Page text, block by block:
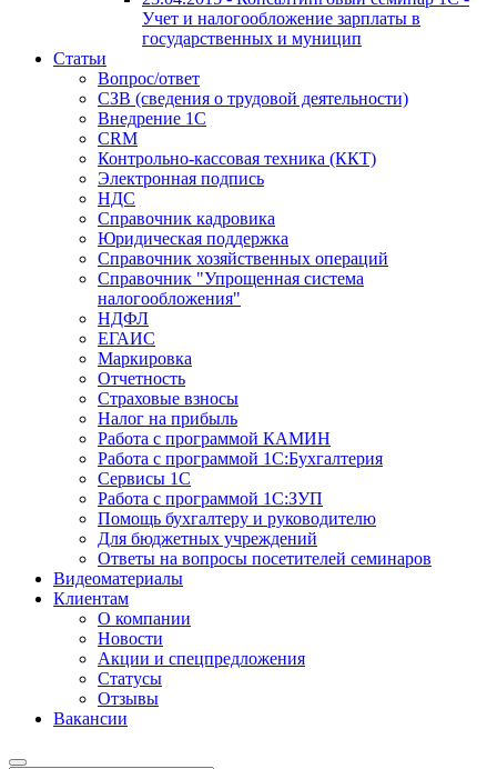
Учет и налогообложение зарплаты в
государственных и муницип
Статьи
Вопрос/ответ
СЗВ (сведения о трудовой деятельности)
Внедрение 1С
CRM
Контрольно-кассовая техника (ККТ)
Электронная подпись
НДС
Справочник кадровика
Юридическая поддержка
Справочник хозяйственных операций
Справочник "Упрощенная система
налогообложения"
НДФЛ
ЕГАИС
Маркировка
Отчетность
Страховые взносы
Налог на прибыль
Работа с программой КАМИН
Работа с программой 1С:Бухгалтерия
Сервисы 1С
Работа с программой 1С:ЗУП
Помощь бухгалтеру и руководителю
Для бюджетных учреждений
Ответы на вопросы посетителей семинаров
Видеоматериалы
Клиентам
О компании
Новости
Акции и спецпредложения
Статусы
Отзывы
Вакансии